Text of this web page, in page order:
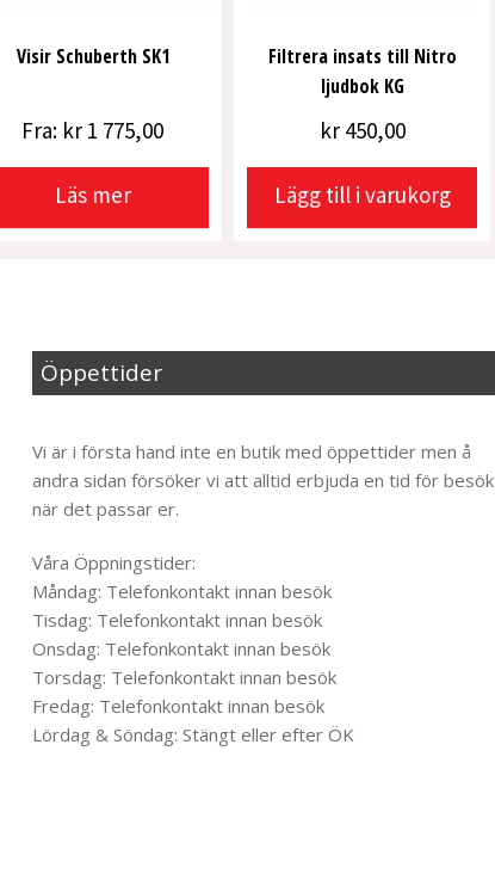
Visir Schuberth SK1
Fra: kr 1 775,00
Läs mer
Filtrera insats till Nitro
ljudbok KG
kr450,00
Lägg till i varukorg
Öppettider
Vi är i första hand inte en butik med öppettider men å
andra sidan försöker vi att alltid erbjuda en tid för besök
när det passar er.
Våra Öppningstider:
Måndag: Telefonkontakt innan besök
Tisdag: Telefonkontakt innan besök
Onsdag: Telefonkontakt innan besök
Torsdag: Telefonkontakt innan besök
Fredag: Telefonkontakt innan besök
Lördag & Söndag: Stängt eller efter ÖK